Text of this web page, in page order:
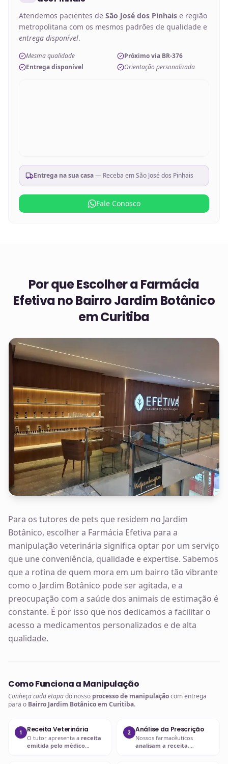
Atendemos pacientes de São José dos Pinhais e região
metropolitana com os mesmos padrões de qualidade e
entrega disponível.
Mesma qualidade
Próximo via BR-376
Entrega disponível
Orientação personalizada
Entrega na sua casa— Receba emSão José dos Pinhais
Fale Conosco
Por que Escolher a Farmácia
Efetiva noBairro Jardim Botânico
em Curitiba
Para os tutores de pets que residem no Jardim
Botânico, escolher a Farmácia Efetiva para a
manipulação veterinária significa optar por um serviço
que une conveniência, qualidade e expertise. Sabemos
que a rotina de quem mora em um bairro tão vibrante
como o Jardim Botânico pode ser agitada, e a
preocupação com a saúde dos animais de estimação é
constante. É por isso que nos dedicamos a facilitar o
acesso a medicamentos personalizados e de alta
qualidade.
Como Funciona a Manipulação
Conheça cada etapado nosso processo de manipulaçãocom entrega
para o Bairro Jardim Botânico em Curitiba.
1 Receita Veterinária
O tutor apresenta a receita
emitida pelo médico
2 Análise da Prescrição
Nossos farmacêuticos
analisam a receita,